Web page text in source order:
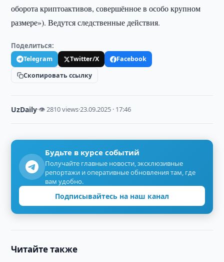
оборота криптоактивов, совершённое в особо крупном
размере»). Ведутся следственные действия.
Поделиться:
Telegram Twitter/X
Facebook
Скопировать ссылку
UzDaily·👁 2810 views·23.09.2025 · 17:46
Будьте в курсе событий
Получайте главные новости, эксклюзивные
репортажи и оперативные обновления там, где
вам удобно.
Подписывайтесь на наш канал
Читайте также